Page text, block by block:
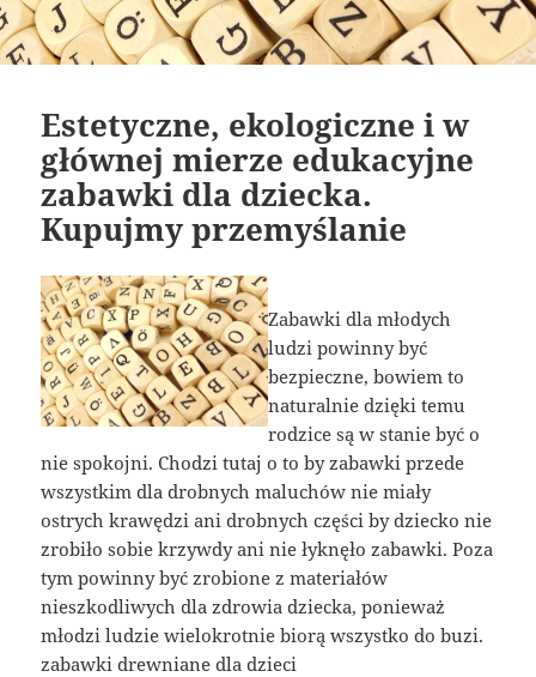
Estetyczne, ekologiczne i w
głównej mierze edukacyjne
zabawki dla dziecka.
Kupujmy przemyślanie
Zabawki dla młodych
ludzi powinny być
bezpieczne, bowiem to
naturalnie dzięki temu
rodzice są w stanie być o
nie spokojni. Chodzi tutaj o to by zabawki przede
wszystkim dla drobnych maluchów nie miały
ostrych krawędzi ani drobnych części by dziecko nie
zrobiło sobie krzywdy ani nie łyknęło zabawki. Poza
tym powinny być zrobione z materiałów
nieszkodliwych dla zdrowia dziecka, ponieważ
młodzi ludzie wielokrotnie biorą wszystko do buzi.
zabawki drewniane dla dzieci